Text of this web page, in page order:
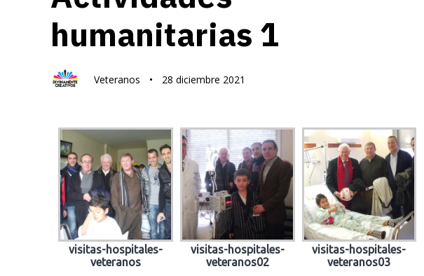
humanitarias 1
Veteranos 28 diciembre 2021
visitas-hospitales-
veteranos
visitas-hospitales-
veteranos02
visitas-hospitales-
veteranos03